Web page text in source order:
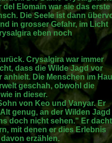
Elomain war sie das erste
Die Seele ist dann
in grosser Gefahr, im Licht
eben noch
Crysalgira war immer
dass die Wilde Jagd vor
Die Menschen im
geschah, obwohl die
in dieser.
von Keo und Vanyar. Er
genug, an der Wilden Jagd
doch nicht sehen." Er
mit denen er dies Erlebnis
erzählen.